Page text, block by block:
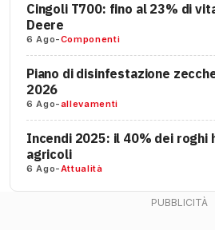
Cingoli T700: fino al 23% di
Deere
6 Ago-Componenti
Piano di disinfestazione
2026
6 Ago-allevamenti
Incendi 2025: il 40% dei roghi
agricoli
6 Ago-Attualità